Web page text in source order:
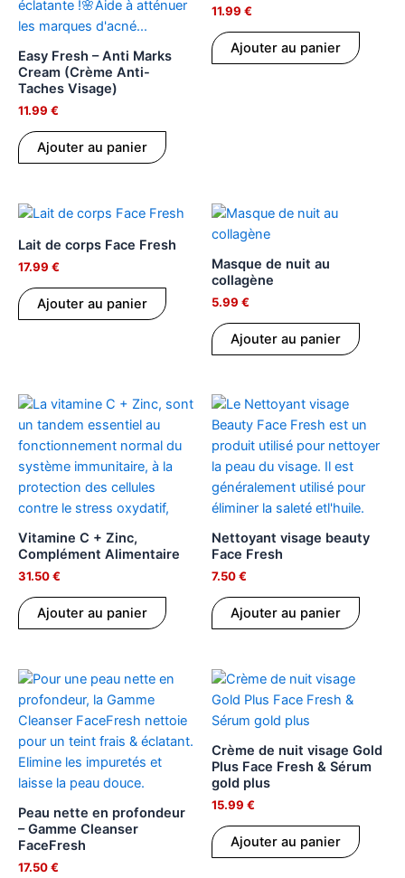
Easy Fresh – Anti Marks
Cream (Crème Anti-
Taches Visage)
11.99 €
Ajouter au panier
11.99 €
Ajouter au panier
Lait de corps Face Fresh
17.99 €
Ajouter au panier
Masque de nuit au
collagène
5.99 €
Ajouter au panier
Vitamine C + Zinc,
Complément Alimentaire
31.50€
Ajouter au panier
Nettoyant visage beauty
Face Fresh
7.50€
Ajouter au panier
Peau nette en profondeur
– Gamme Cleanser
FaceFresh
17.50€
Crème de nuit visage Gold
Plus Face Fresh & Sérum
gold plus
15.99 €
Ajouter au panier